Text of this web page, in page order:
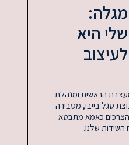
היא
הראשית ומנהלת
סגל בייבי, מסבירה
הצרכים כאמא מתבטא
השידות שלנו.